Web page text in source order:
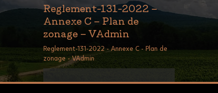
Reglement-131-2022 –
Annexe C – Plan de
zonage – VAdmin
Reglement-131-2022 - Annexe C - Plan de
zonage - VAdmin